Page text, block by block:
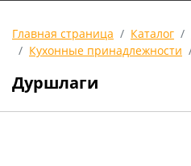
Главная страница Каталог
Кухонные принадлежности
Дуршлаги